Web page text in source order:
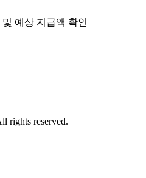
예상 지급액 확인
rights reserved.